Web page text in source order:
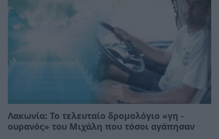
Λακωνία: Το τελευταίο δρομολόγιο «γη -
ουρανός» του Μιχάλη που τόσοι αγάπησαν